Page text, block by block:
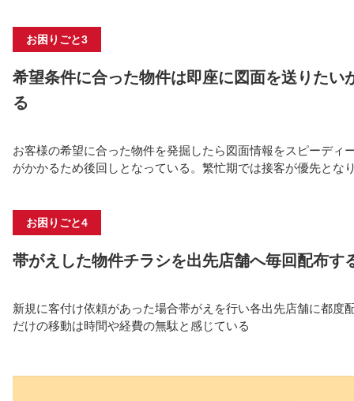
お困りごと3
希望条件に合った物件は即座に図⾯を送りたい
る
お客様の希望に合った物件を発掘したら図⾯情報をスピーディ
がかかるため後回しとなっている。繁忙期では接客が優先とな
お困りごと4
帯がえした物件チラシを出先店舗へ毎回配布す
新規に客付け依頼があった場合帯がえを⾏い各出先店舗に都度
だけの移動は時間や経費の無駄と感じている